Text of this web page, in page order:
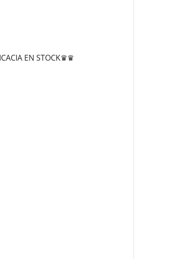
EN STOCK♛♛